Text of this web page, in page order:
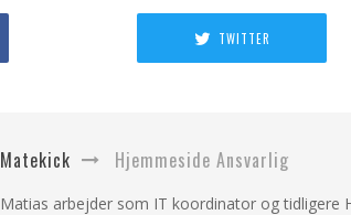
TWITTER
Matekick Hjemmeside Ansvarlig
Matias arbejder som IT koordinator og tidligere